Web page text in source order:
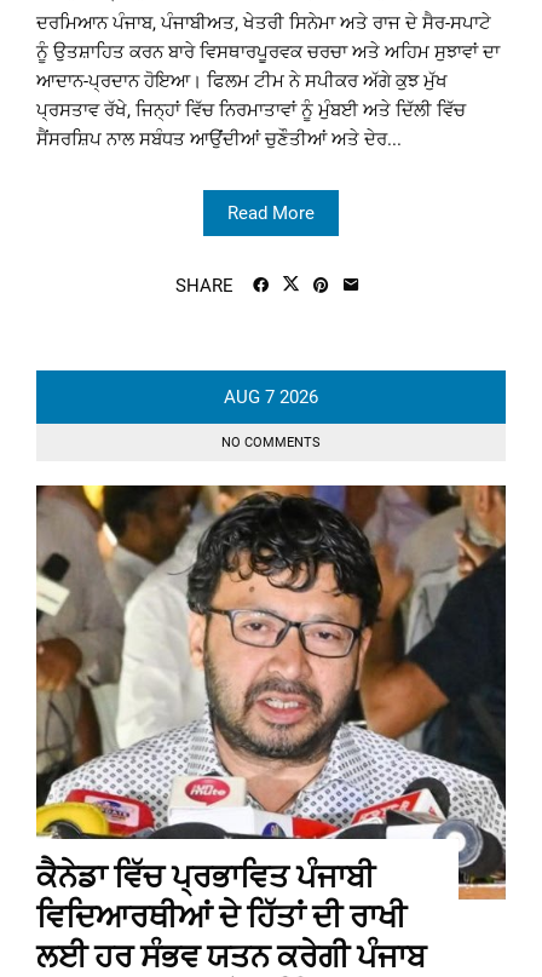
ਦਰਮਿਆਨ ਪੰਜਾਬ, ਪੰਜਾਬੀਅਤ, ਖੇਤਰੀ ਸਿਨੇਮਾ ਅਤੇ ਰਾਜ ਦੇ ਸੈਰ-ਸਪਾਟੇ
ਨੂੰ ਉਤਸ਼ਾਹਿਤ ਕਰਨ ਬਾਰੇ ਵਿਸਥਾਰਪੂਰਵਕ ਚਰਚਾ ਅਤੇ ਅਹਿਮ ਸੁਝਾਵਾਂ ਦਾ
ਆਦਾਨ-ਪ੍ਰਦਾਨ ਹੋਇਆ। ਫਿਲਮ ਟੀਮ ਨੇ ਸਪੀਕਰ ਅੱਗੇ ਕੁਝ ਮੁੱਖ
ਪ੍ਰਸਤਾਵ ਰੱਖੇ, ਜਿਨ੍ਹਾਂ ਵਿੱਚ ਨਿਰਮਾਤਾਵਾਂ ਨੂੰ ਮੁੰਬਈ ਅਤੇ ਦਿੱਲੀ ਵਿੱਚ
ਸੈਂਸਰਸ਼ਿਪ ਨਾਲ ਸਬੰਧਤ ਆਉਂਦੀਆਂ ਚੁਣੌਤੀਆਂ ਅਤੇ ਦੇਰ...
Read More
SHARE
AUG 7 2026
NO COMMENTS
ਕੈਨੇਡਾ ਵਿੱਚ ਪ੍ਰਭਾਵਿਤ ਪੰਜਾਬੀ
ਵਿਦਿਆਰਥੀਆਂ ਦੇ ਹਿੱਤਾਂ ਦੀ ਰਾਖੀ
ਲਈ ਹਰ ਸੰਭਵ ਯਤਨ ਕਰੇਗੀ ਪੰਜਾਬ